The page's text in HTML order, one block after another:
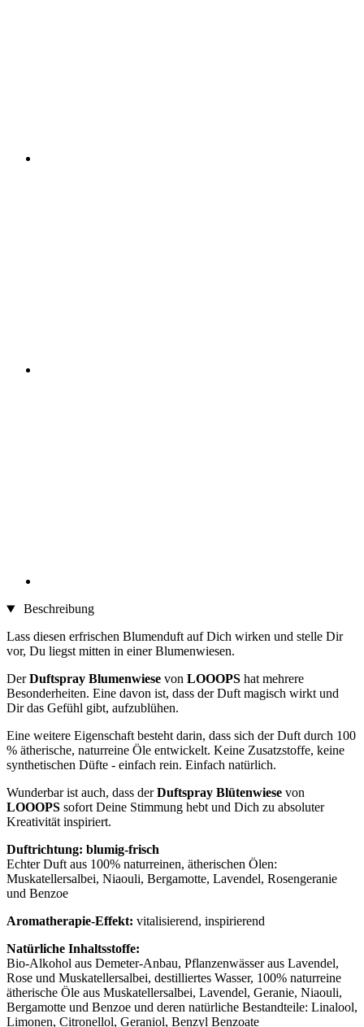
Beschreibung
Lass diesen erfrischen Blumenduft auf Dich wirken und stelle Dir
vor, Du liegst mitten in einer Blumenwiesen.
DerDuftspray Blumenwiese von LOOOPS hat mehrere
Besonderheiten. Eine davon ist, dass der Duft magisch wirkt und
Dir das Gefühl gibt, aufzublühen.
Eine weitere Eigenschaft besteht darin, dass sich der Duft durch 100
% ätherische, naturreine Öle entwickelt. Keine Zusatzstoffe, keine
synthetischen Düfte - einfach rein. Einfach natürlich.
Wunderbar ist auch, dass derDuftspray Blütenwiese von
LOOOPS sofort Deine Stimmung hebt und Dich zu absoluter
Kreativität inspiriert.
Duftrichtung: blumig-frisch
Echter Duft aus 100% naturreinen, ätherischen Ölen:
Muskatellersalbei, Niaouli, Bergamotte, Lavendel, Rosengeranie
und Benzoe
Aromatherapie-Effekt: vitalisierend, inspirierend
Natürliche Inhaltsstoffe:
Bio-Alkohol aus Demeter-Anbau, Pflanzenwässer aus Lavendel,
Rose und Muskatellersalbei, destilliertes Wasser, 100% naturreine
ätherische Öle aus Muskatellersalbei, Lavendel, Geranie, Niaouli,
Bergamotte und Benzoe und deren natürliche Bestandteile: Linalool,
Limonen, Citronellol, Geraniol, Benzyl Benzoate